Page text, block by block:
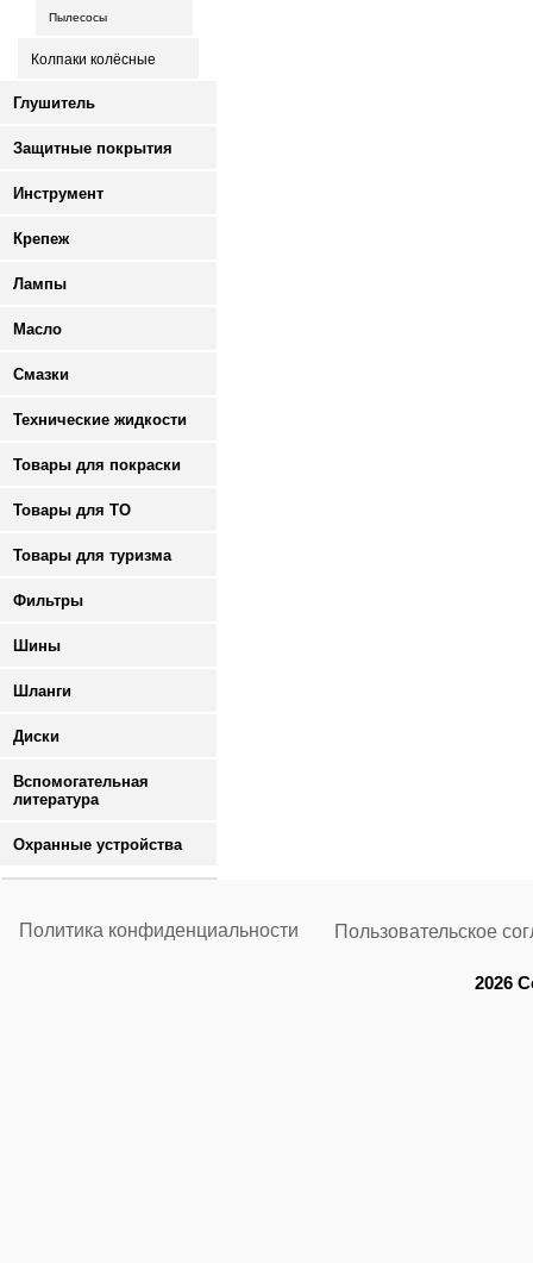
Пылесосы
Колпаки колёсные
Глушитель
Защитные покрытия
Инструмент
Крепеж
Лампы
Масло
Смазки
Технические жидкости
Товары для покраски
Товары для ТО
Товары для туризма
Фильтры
Шины
Шланги
Диски
Вспомогательная
литература
Охранные устройства
Политика конфиденциальности Пользовательское
2026